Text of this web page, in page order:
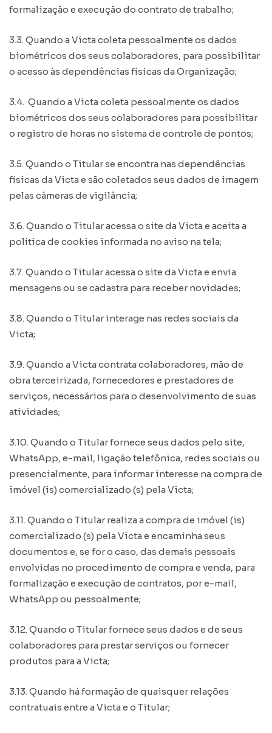
formalização e execução do contrato de trabalho;
3.3. Quando a Victa coleta pessoalmente os dados
biométricos dos seus colaboradores, para possibilitar
o acesso às dependências físicas da Organização;
3.4. Quando a Victa coleta pessoalmente os dados
biométricos dos seus colaboradores para possibilitar
o registro de horas no sistema de controle de pontos;
3.5. Quando o Titular se encontra nas dependências
físicas da Victa e são coletados seus dados de imagem
pelas câmeras de vigilância;
3.6. Quando o Titular acessa o site da Victa e aceita a
política de cookies informada no aviso na tela;
3.7. Quando o Titular acessa o site da Victa e envia
mensagens ou se cadastra para receber novidades;
3.8. Quando o Titular interage nas redes sociais da
Victa;
3.9. Quando a Victa contrata colaboradores, mão de
obra terceirizada, fornecedores e prestadores de
serviços, necessários para o desenvolvimento de suas
atividades;
3.10. Quando o Titular fornece seus dados pelo site,
WhatsApp, e-mail, ligação telefônica, redes sociais ou
presencialmente, para informar interesse na compra de
imóvel (is) comercializado (s) pela Victa;
3.11. Quando o Titular realiza a compra de imóvel (is)
comercializado (s) pela Victa e encaminha seus
documentos e, se for o caso, das demais pessoais
envolvidas no procedimento de compra e venda, para
formalização e execução de contratos, por e-mail,
WhatsApp ou pessoalmente;
3.12. Quando o Titular fornece seus dados e de seus
colaboradores para prestar serviços ou fornecer
produtos para a Victa;
3.13. Quando há formação de quaisquer relações
contratuais entre a Victa e o Titular;